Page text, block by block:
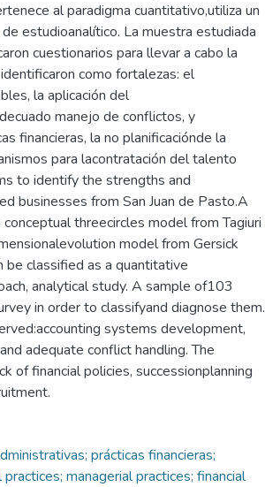
al paradigma cuantitativo,utiliza un
estudioanalítico. La muestra estudiada
cuestionarios para llevar a cabo la
como fortalezas: el
la aplicación del
manejo de conflictos, y
financieras, la no planificaciónde la
para lacontratación del talento
to identify the strengths and
businesses from San Juan de Pasto.A
threecircles model from Tagiuri
model from Gersick
be classified as a quantitative
analytical study. A sample of103
in order to classifyand diagnose them.
systems development,
adequate conflict handling. The
of financial policies, successionplanning
prácticas financieras;
managerial practices; financial